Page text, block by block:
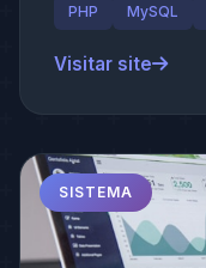
PHP MySQL
Visitar site
SISTEMA